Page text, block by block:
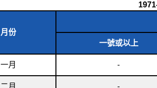
月份
一號或以上
一月 -